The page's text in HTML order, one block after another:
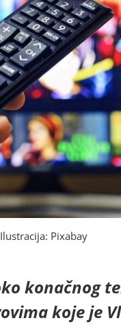
Ilustracija: Pixabay
konačnog
koje je